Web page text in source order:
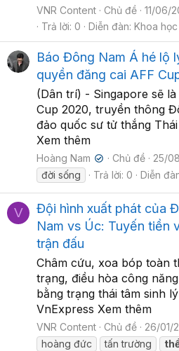
VNR Content Chủ đề 11/06/
Trả lời: 0
Diễn đàn: Khoa
Báo Đông Nam Á hé lộ
quyền đăng cai AFF
(Dân trí) - Singapore sẽ
Cup 2020, truyền thông
đảo quốc sư tử thắng
Xem thêm
Hoàng Nam ✔ Chủ đề 25/
đời sống
Trả lời: 0 Diễn
V
Đội hình xuất phát của
Nam vs Úc: Tuyến tiền
trận đấu
Châm cứu, xoa bóp toàn
trạng, điều hòa công
bằng trạng thái tâm sinh
VnExpress Xem thêm
VNR Content Chủ đề 26/01/
hoàng đức
tấn trường